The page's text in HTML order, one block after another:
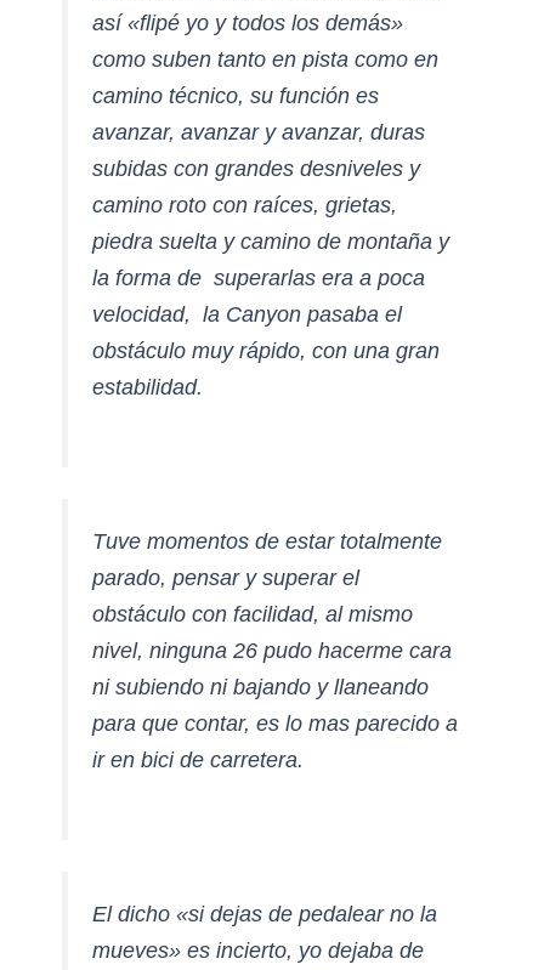
así «flipé yo y todos los demás»
como suben tanto en pista como en
camino técnico, su función es
avanzar, avanzar y avanzar, duras
subidas con grandes desniveles y
camino roto con raíces, grietas,
piedra suelta y camino de montaña y
la forma de superarlas era a poca
velocidad, la Canyon pasaba el
obstáculo muy rápido, con una gran
estabilidad.
Tuve momentos de estar totalmente
parado, pensar y superar el
obstáculo con facilidad, al mismo
nivel, ninguna 26 pudo hacerme cara
ni subiendo ni bajando y llaneando
para que contar, es lo mas parecido a
ir en bici de carretera.
El dicho «si dejas de pedalear no la
mueves» es incierto, yo dejaba de